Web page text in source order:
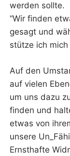
werden sollte.
“Wir finden
gesagt und
stütze ich
Auf den
auf vielen
um uns dazu
finden und
etwas von
unsere
Ernsthafte